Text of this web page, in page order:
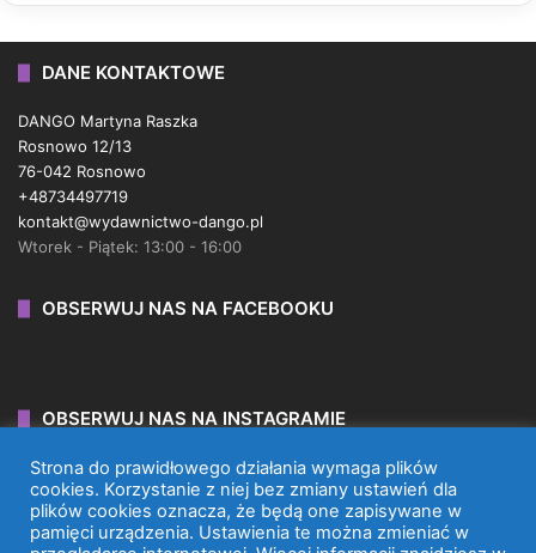
DANE KONTAKTOWE
DANGO Martyna Raszka
Rosnowo 12/13
76-042 Rosnowo
+48734497719
kontakt@wydawnictwo-dango.pl
Wtorek - Piątek: 13:00 - 16:00
OBSERWUJ NAS NA FACEBOOKU
OBSERWUJ NAS NA INSTAGRAMIE
Strona do prawidłowego działania wymaga plików
cookies. Korzystanie z niej bez zmiany ustawień dla
plików cookies oznacza, że będą one zapisywane w
pamięci urządzenia. Ustawienia te można zmieniać w